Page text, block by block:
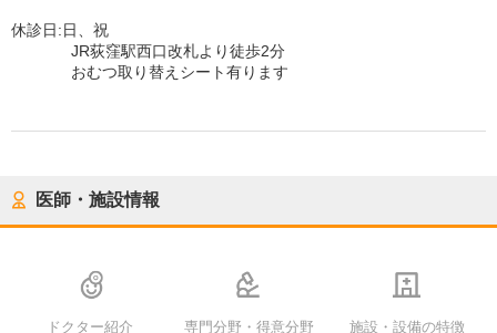
休診日:日、祝
JR荻窪駅西口改札より徒歩2分
おむつ取り替えシート有ります
医師・施設情報
ドクター紹介 専門分野・得意分野 施設・設備の特徴